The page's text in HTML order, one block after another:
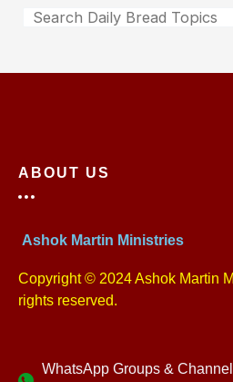
ABOUT US
Ashok Martin Ministries
Copyright © 2024 Ashok Martin
rights reserved.
WhatsApp Groups &